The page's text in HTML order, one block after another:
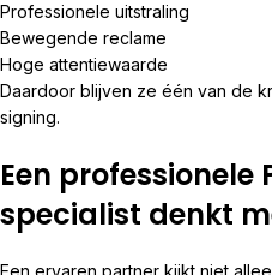
Professionele uitstraling
Bewegende reclame
Hoge attentiewaarde
Daardoor blijven ze één van de
signing.
Een professionele
specialist denkt
Een ervaren partner kijkt niet